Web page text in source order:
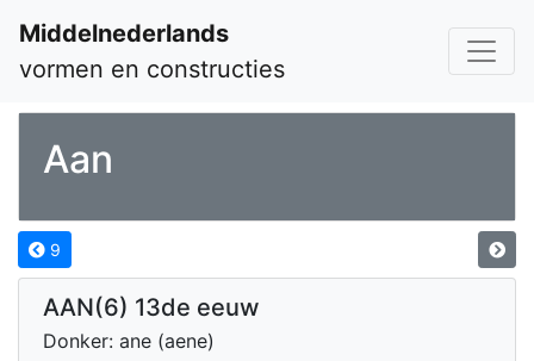
Middelnederlands
vormen en constructies
Aan
9
AAN(6) 13de eeuw
Donker: ane (aene)